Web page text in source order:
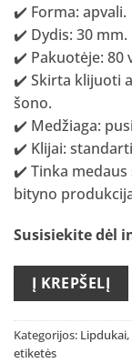
✔️ Forma: apvali.
✔️ Dydis: 30 mm.
✔️ Pakuotėje: 80
✔️ Skirta klijuoti
šono.
✔️ Medžiaga:
✔️ Klijai:
✔️ Tinka
bityno
Susisiekite dėl
Į KREPŠELĮ
Kategorijos: Lipdukai,
etiketės